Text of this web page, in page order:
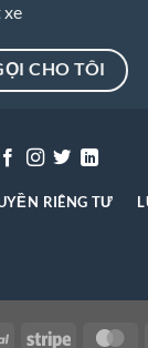
xe
CHO TÔI
RIÊNG TƯ